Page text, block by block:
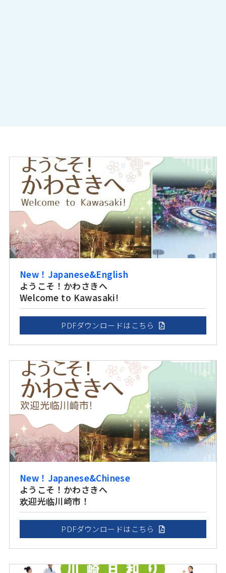
New！Japanese&English
ようこそ！かわさきへ
Welcome to Kawasaki!
PDFダウンロードはこちら
New！Japanese&Chinese
ようこそ！かわさきへ
欢迎光临川崎市！
PDFダウンロードはこちら